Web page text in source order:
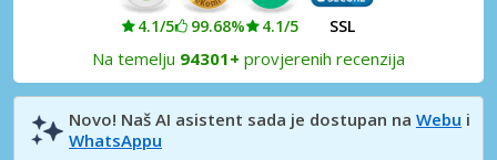
4.1/5 99.68% 4.1/5 SSL
Na temelju 94301+ provjerenih recenzija
Novo! Naš AI asistent sada je dostupan na Webu i
WhatsAppu